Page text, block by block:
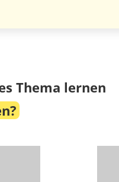
Thema lernen